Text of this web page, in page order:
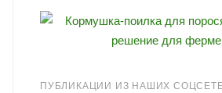
ПУБЛИКАЦИИ ИЗ НАШИХ